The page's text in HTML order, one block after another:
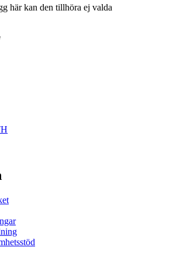
här kan den tillhöra ej valda